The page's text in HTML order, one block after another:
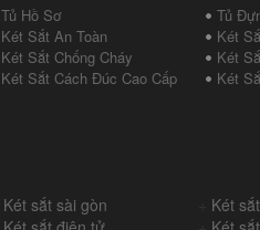
Tủ Hồ Sơ
Tủ
Két Sắt An Toàn
Két
Két Sắt Chống Cháy
Két
Két Sắt Cách Đúc Cao Cấp
Két
Két sắt sài gòn Két